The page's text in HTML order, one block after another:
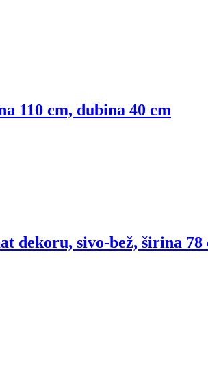
110 cm, dubina 40 cm
dekoru, sivo-bež, širina 78